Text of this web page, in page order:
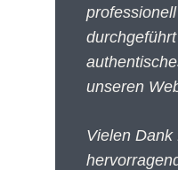
unseren
Vielen Dank